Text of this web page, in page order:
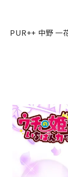
PUR++ 中野 一